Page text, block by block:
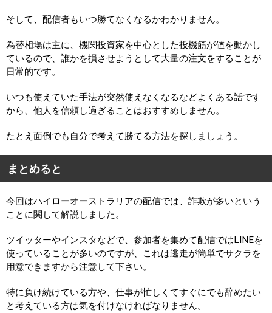
そして、配信者もいつ勝てなくなるかわかりません。
為替相場は主に、機関投資家を中心とした投機筋が値を動かし
ているので、誰かを損させようとして大量の注文をすることが
日常的です。
いつも使えていた手法が突然使えなくなるなどよくある話です
から、他人を信頼し過ぎることはおすすめしません。
たとえ面倒でも自分で考えて勝てる方法を探しましょう。
まとめると
今回はハイローオーストラリアの配信では、詐欺が多いという
ことに関して解説しました。
ツイッターやインスタなどで、参加者を集めて配信ではLINEを
使っていることが多いのですが、これは逃走が簡単でサクラを
用意できますから注意して下さい。
特に負け続けている方や、仕事が忙しくてすぐにでも辞めたい
と考えている方は気を付けなければなりません。